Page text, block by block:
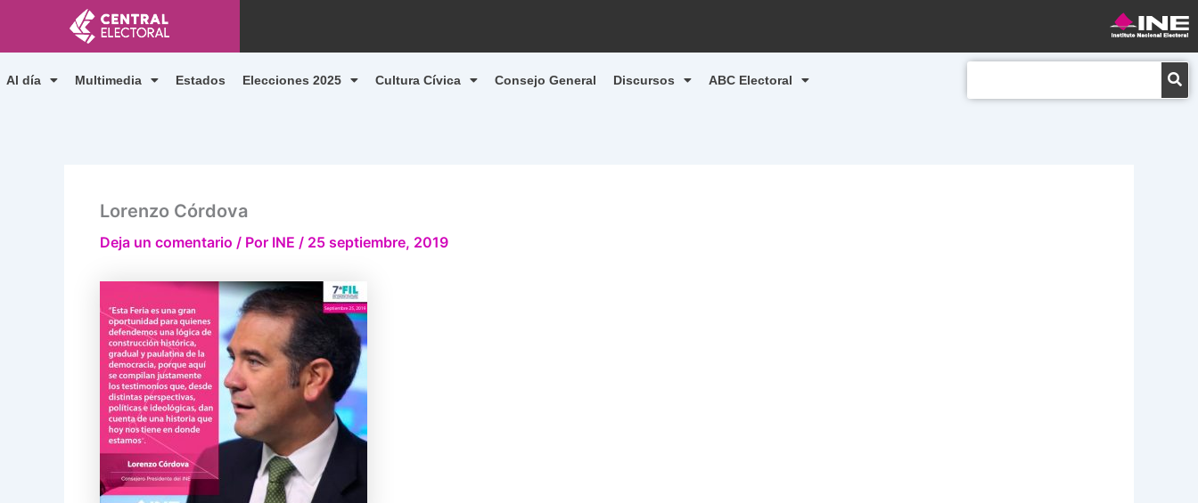
contenido
Al día Multimedia Estados Elecciones 2025 Cultura Cívica Consejo General Discursos ABC Electoral
Lorenzo Córdova
Deja un comentario / Por INE / 25 septiembre, 2019